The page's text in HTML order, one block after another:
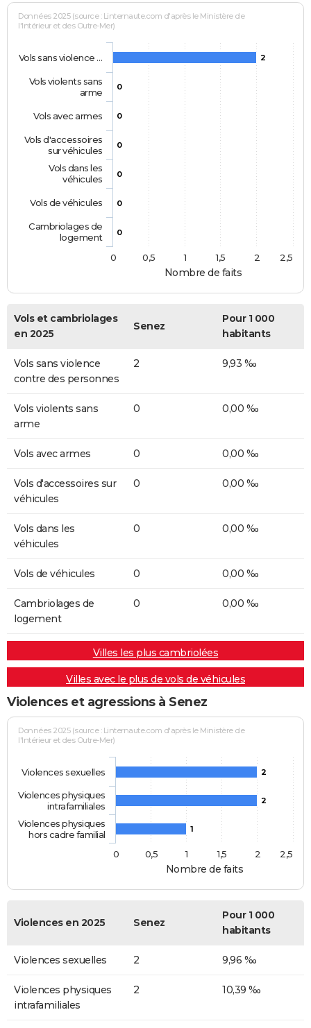
Nombre de faits
Données 2025 (source : Linternaute.com d'après le Ministère de
l'Intérieur et des Outre-Mer)
2
0
0
0
0
0
0
Vols sans violence …
Vols violents sans
arme
Vols avec armes
Vols d'accessoires
sur véhicules
Vols dans les
véhicules
Vols de véhicules
Cambriolages de
logement
0
0,5 1 1,5 2 2,5
Vols et cambriolages
en 2025
Senez
Pour 1 000
habitants
Vols sans violence
contre des personnes
2 9,93 ‰
Vols violents sans
arme
0 0,00 ‰
Vols avec armes 0 0,00 ‰
Vols d'accessoires sur
véhicules
0 0,00 ‰
Vols dans les
véhicules
0 0,00 ‰
Vols de véhicules 0 0,00 ‰
Cambriolages de
logement
0 0,00 ‰
Villes les plus cambriolées
Villes avec le plus de vols de véhicules
Violences et agressions à Senez
Nombre de faits
Données 2025 (source : Linternaute.com d'après le Ministère de
l'Intérieur et des Outre-Mer)
2
2
1
Violences sexuelles
Violences physiques
intrafamiliales
Violences physiques
hors cadre familial
0
0,5 1 1,5 2 2,5
Violences en 2025 Senez
Pour 1 000
habitants
Violences sexuelles 2 9,96 ‰
Violences physiques
intrafamiliales
2 10,39 ‰